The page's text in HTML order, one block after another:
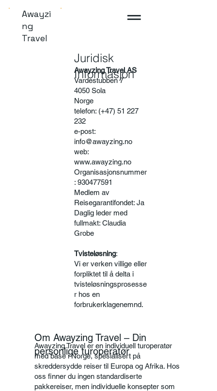
Awayzi
ng
Travel
Juridisk
Informasjon
Awayzing Travel AS
Vardestubben 7
4050 Sola
Norge
telefon: (+47) 51 227
232
e-post:
info@awayzing.no
web:
www.awayzing.no
Organisasjonsnummer
: 930477591
Medlem av
Reisegarantifondet: Ja
Daglig leder med
fullmakt: Claudia
Grobe
Tvisteløsning:
Vi er verken villige eller
forpliktet til å delta i
tvisteløsningsprosesse
r hos en
forbrukerklagenemnd.
Om Awayzing Travel – Din
personlige turoperatør
Awayzing Travel er en individuell turoperatør
med base i Norge, spesialisert på
skreddersydde reiser til Europa og Afrika. Hos
oss finner du ingen standardiserte
pakkereiser, men individuelle konsepter som